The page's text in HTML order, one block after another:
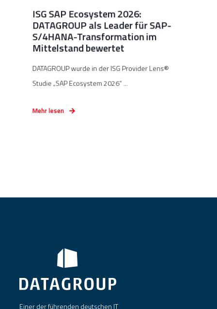
ISG SAP Ecosystem 2026:
DATAGROUP als Leader für SAP-
S/4HANA-Transformation im
Mittelstand bewertet
DATAGROUP wurde in der ISG Provider Lens®
Studie „SAP Ecosystem 2026“ ...
Mehr lesen
Einer der führenden deutschen IT